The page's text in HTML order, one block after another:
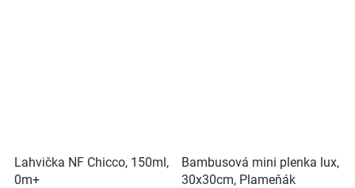
Lahvička NF Chicco, 150ml,
0m+
Bambusová mini plenka lux,
30x30cm, Plameňák